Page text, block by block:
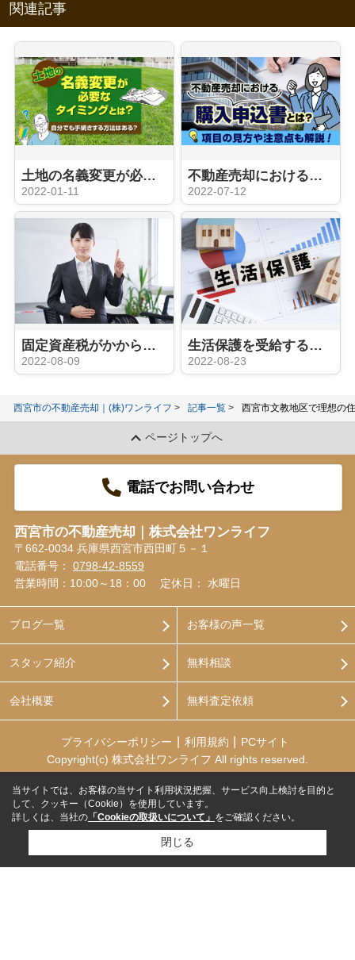
関連記事
土地の名義変更が必要なタイミングとは？自分でも手続きする方法はある？
2022-01-11
不動産売却における購入申込書とは？項目の見方や注意点も解説！
2022-07-12
固定資産税がかからない土地とは？相続の手続きや費用、活用方法についてご紹介！
2022-08-09
生活保護を受給するための不動産売却についてご紹介
2022-08-23
西宮市の不動産売却｜(株)ワンライフ 記事一覧 西宮市文教地区で理想の
ページトップへ
電話でお問い合わせ
西宮市の不動産売却｜株式会社ワンライフ
〒662-0034 兵庫県西宮市西田町５－１
電話番号： 0798-42-8559
営業時間：10:00～18：00
定休日： 水曜日
ブログ一覧
スタッフ紹介
会社概要
お客様の声一覧
無料相談
無料査定依頼
プライバシーポリシー 利用規約
PCサイト
Copyright(c) 株式会社ワンライフ All rights reserved.
当サイトでは、お客様の当サイト利用状況把握、サービス向上検討を目的と
して、クッキー（Cookie）を使用しています。
詳しくは、当社の 「Cookieの取扱いについて」 をご確認ください。
閉じる